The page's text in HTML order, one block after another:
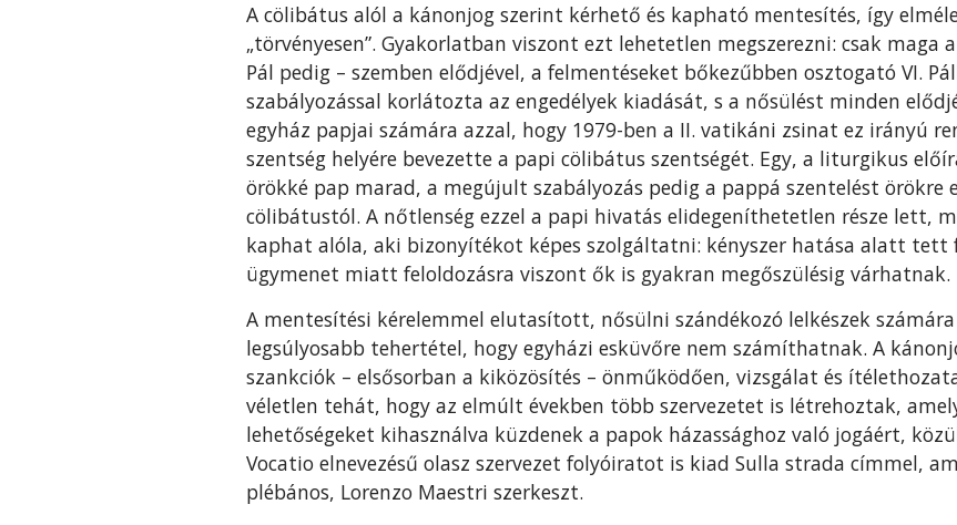
A cölibátus alól a kánonjog szerint kérhető és kapható mentesítés, így
„törvényesen”. Gyakorlatban viszont ezt lehetetlen megszerezni: csak maga
Pál pedig – szemben elődjével, a felmentéseket bőkezűbben osztogató VI.
szabályozással korlátozta az engedélyek kiadását, s a nősülést minden
egyház papjai számára azzal, hogy 1979-ben a II. vatikáni zsinat ez irányú
szentség helyére bevezette a papi cölibátus szentségét. Egy, a liturgikus
örökké pap marad, a megújult szabályozás pedig a pappá szentelést
cölibátustól. A nőtlenség ezzel a papi hivatás elidegeníthetetlen része lett,
kaphat alóla, aki bizonyítékot képes szolgáltatni: kényszer hatása alatt tett
ügymenet miatt feloldozásra viszont ők is gyakran megőszülésig várhatnak.
A mentesítési kérelemmel elutasított, nősülni szándékozó lelkészek
legsúlyosabb tehertétel, hogy egyházi esküvőre nem számíthatnak. A
szankciók – elsősorban a kiközösítés – önműködően, vizsgálat és
véletlen tehát, hogy az elmúlt években több szervezetet is létrehoztak,
lehetőségeket kihasználva küzdenek a papok házassághoz való jogáért,
Vocatio elnevezésű olasz szervezet folyóiratot is kiad Sulla strada címmel,
plébános, Lorenzo Maestri szerkeszt.